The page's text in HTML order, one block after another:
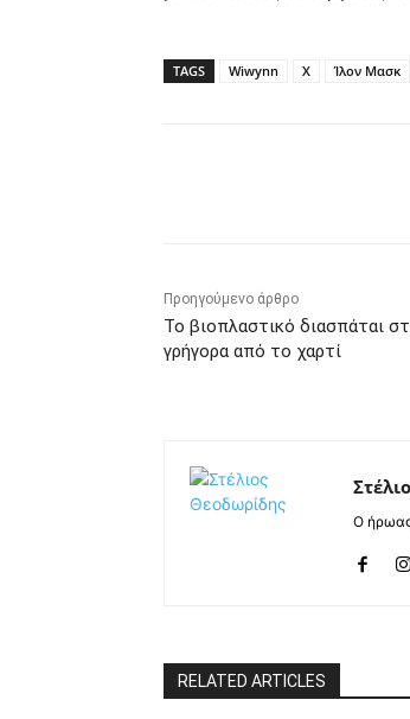
TAGS Wiwynn X Ίλον Μασκ
Προηγούμενο άρθρο
Το βιοπλαστικό διασπάται
γρήγορα από το χαρτί
Ο ήρωας
RELATED ARTICLES